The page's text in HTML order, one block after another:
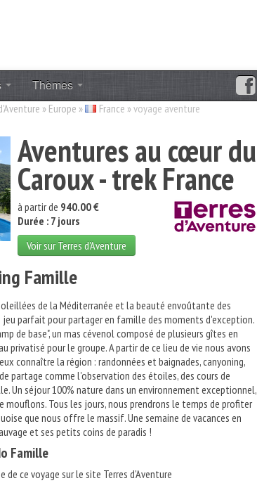
Thèmes
» Europe » France »voyage aventure
Aventures au cœur du
Caroux - trek France
à partir de 940.00 €
Durée : 7 jours
Voir sur Terres d'Aventure
Famille
de la Méditerranée et la beauté envoûtante des
jeu parfait pour partager en famille des moments d'exception.
de base", un mas cévenol composé de plusieurs gîtes en
privatisé pour le groupe. A partir de ce lieu de vie nous avons
connaître la région : randonnées et baignades, canyoning,
partage comme l'observation des étoiles, des cours de
Un séjour 100% nature dans un environnement exceptionnel,
mouflons. Tous les jours, nous prendrons le temps de profiter
que nous offre le massif. Une semaine de vacances en
et ses petits coins de paradis !
Famille
ce voyage sur le site Terres d'Aventure